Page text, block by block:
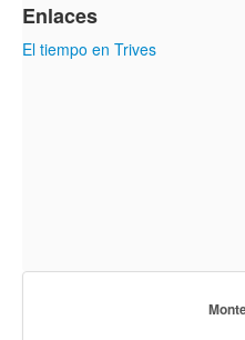
Enlaces
El tiempo en Trives